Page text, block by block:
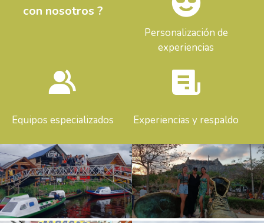
con nosotros ?
Personalización de
experiencias
Equipos especializados Experiencias y respaldo